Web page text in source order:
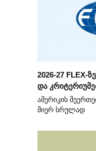
2026-27 FLEX-
და
ამერიკის
მიერ სრულად